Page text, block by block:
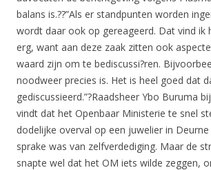
balans is.??”Als er standpunten worden
wordt daar ook op gereageerd. Dat vind ik
erg, want aan deze zaak zitten ook
waard zijn om te bediscussi?ren.
noodweer precies is. Het is heel goed dat
gediscussieerd.”?Raadsheer Ybo Buruma
vindt dat het Openbaar Ministerie te snel
dodelijke overval op een juwelier in
sprake was van zelfverdediging. Maar de
snapte wel dat het OM iets wilde zeggen,